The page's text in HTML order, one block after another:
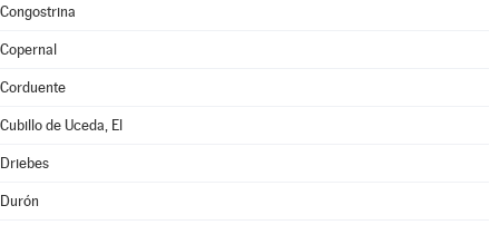
Congostrina
Copernal
Corduente
Cubillo de Uceda, El
Driebes
Durón